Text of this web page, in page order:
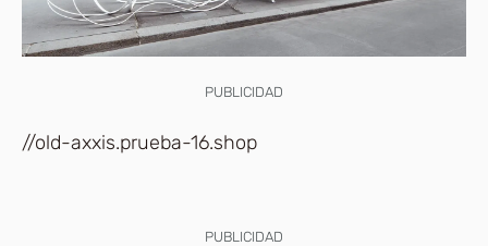
PUBLICIDAD
//old-axxis.prueba-16.shop
PUBLICIDAD